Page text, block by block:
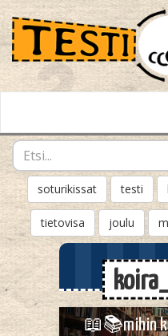
soturikissat testi
tietovisa joulu
📖📚mihin